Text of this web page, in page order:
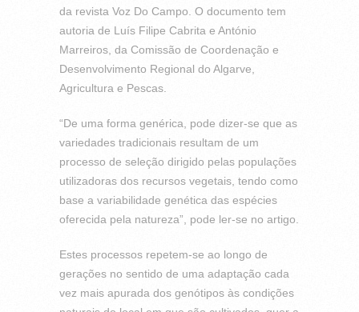
da revista Voz Do Campo. O documento tem
autoria de Luís Filipe Cabrita e António
Marreiros, da Comissão de Coordenação e
Desenvolvimento Regional do Algarve,
Agricultura e Pescas.
“De uma forma genérica, pode dizer-se que as
variedades tradicionais resultam de um
processo de seleção dirigido pelas populações
utilizadoras dos recursos vegetais, tendo como
base a variabilidade genética das espécies
oferecida pela natureza”, pode ler-se no artigo.
Estes processos repetem-se ao longo de
gerações no sentido de uma adaptação cada
vez mais apurada dos genótipos às condições